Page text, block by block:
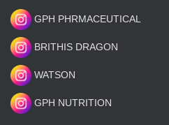
GPH PHRMACEUTICAL
BRITHIS DRAGON
WATSON
GPH NUTRITION